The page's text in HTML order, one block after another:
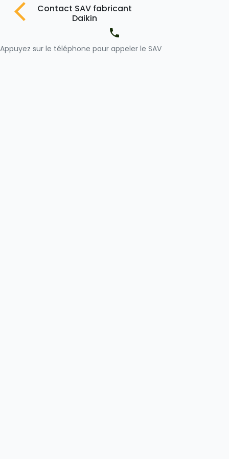
Contact SAV fabricant
Daikin
Appuyez sur le téléphone pour appeler le SAV